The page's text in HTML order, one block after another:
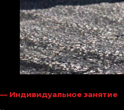
— Индивидуальное занятие